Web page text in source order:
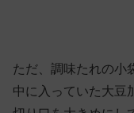
ただ、調味たれの小
中に入っていた大豆